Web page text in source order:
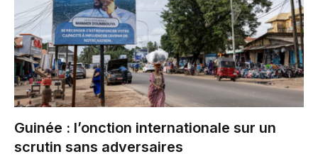
Guinée : l’onction internationale sur un
scrutin sans adversaires